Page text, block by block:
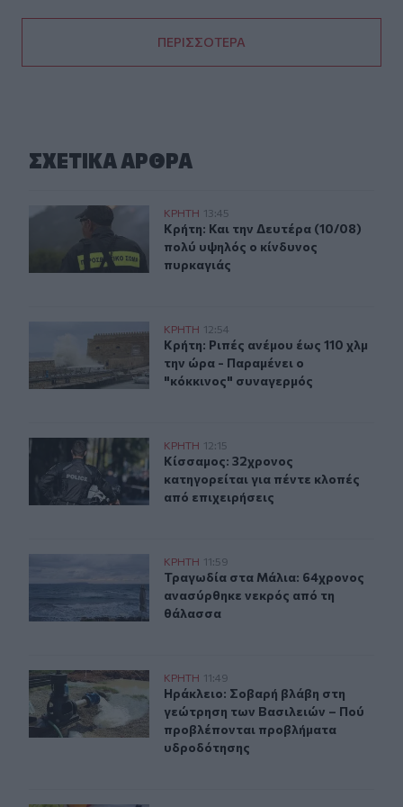
ΠΕΡΙΣΣΟΤΕΡΑ
ΣΧΕΤΙΚA AΡΘΡΑ
Κρήτη: Και την Δευτέρα (10/08) πολύ υψηλός ο
ΚΡΗΤΗ 13:45
Κρήτη: Και την Δευτέρα (10/08)
Κρήτη: Και την Δευτέρα (10/08)
πολύ υψηλός ο κίνδυνος
πυρκαγιάς
Κρήτη: Ριπές ανέμου έως 110 χλμ την ώρα - Παραμένει
ΚΡΗΤΗ 12:54
Κρήτη: Ριπές ανέμου έως 110 χλμ
Κρήτη: Ριπές ανέμου έως 110 χλμ
την ώρα - Παραμένει ο
"κόκκινος" συναγερμός
Κίσσαμος: 32χρονος κατηγορείται για πέντε κλοπές
ΚΡΗΤΗ 12:15
Κίσσαμος: 32χρονος κατηγορείται
Κίσσαμος: 32χρονος
κατηγορείται για πέντε κλοπές
από επιχειρήσεις
Τραγωδία στα Μάλια: 64χρονος ανασύρθηκε νεκρός
ΚΡΗΤΗ 11:59
Τραγωδία στα Μάλια: 64χρονος
Τραγωδία στα Μάλια: 64χρονος
ανασύρθηκε νεκρός από τη
θάλασσα
Ηράκλειο: Σοβαρή βλάβη στη γεώτρηση των
ΚΡΗΤΗ 11:49
Ηράκλειο: Σοβαρή βλάβη στη
Ηράκλειο: Σοβαρή βλάβη στη
γεώτρηση των Βασιλειών – Πού
προβλέπονται προβλήματα
υδροδότησης